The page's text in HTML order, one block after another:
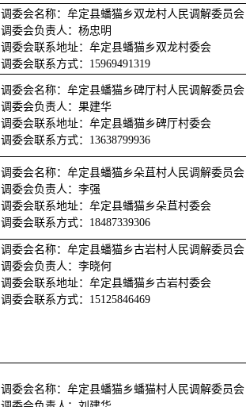
调委会名称：牟定县蟠猫乡双龙村人民调解委员会
调委会负责人：杨忠明
调委会联系地址：牟定县蟠猫乡双龙村委会
调委会联系方式：15969491319
调委会名称：牟定县蟠猫乡碑厅村人民调解委员会
调委会负责人：果建华
调委会联系地址：牟定县蟠猫乡碑厅村委会
调委会联系方式：13638799936
调委会名称：牟定县蟠猫乡朵苴村人民调解委员会
调委会负责人：李强
调委会联系地址：牟定县蟠猫乡朵苴村委会
调委会联系方式：18487339306
调委会名称：牟定县蟠猫乡古岩村人民调解委员会
调委会负责人：李晓何
调委会联系地址：牟定县蟠猫乡古岩村委会
调委会联系方式：15125846469
调委会名称：牟定县蟠猫乡蟠猫村人民调解委员会